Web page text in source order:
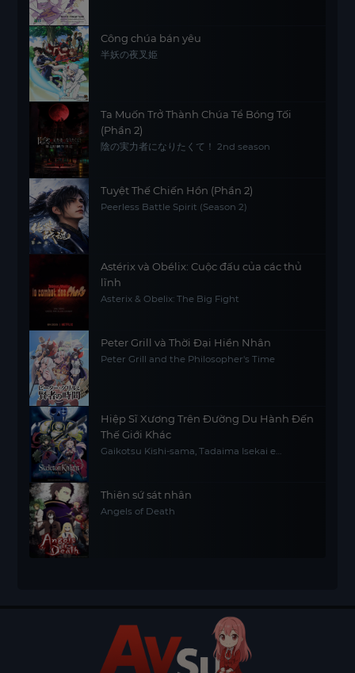
Công chúa bán yêu
半妖の夜叉姫
Ta Muốn Trở Thành Chúa Tể Bóng Tối
(Phần 2)
陰の実力者になりたくて！ 2nd season
Tuyệt Thế Chiến Hồn (Phần 2)
Peerless Battle Spirit (Season 2)
Astérix và Obélix: Cuộc đấu của các thủ
lĩnh
Asterix & Obelix: The Big Fight
Peter Grill và Thời Đại Hiền Nhân
Peter Grill and the Philosopher's Time
Hiệp Sĩ Xương Trên Đường Du Hành Đến
Thế Giới Khác
Gaikotsu Kishi-sama, Tadaima Isekai e
Thiên sứ sát nhân
Angels of Death